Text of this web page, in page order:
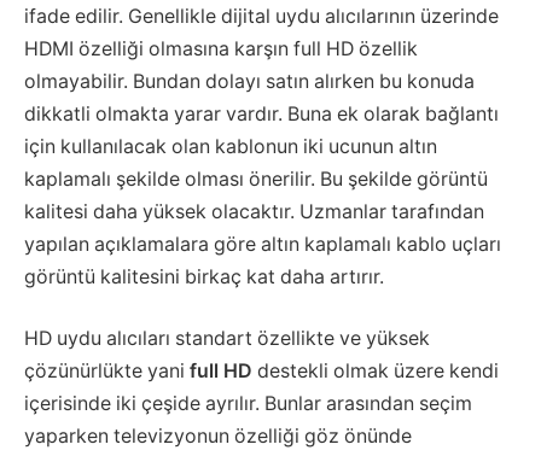
ifade edilir. Genellikle dijital uydu alıcılarının üzerinde
HDMI özelliği olmasına karşın full HD özellik
olmayabilir. Bundan dolayı satın alırken bu konuda
dikkatli olmakta yarar vardır. Buna ek olarak bağlantı
için kullanılacak olan kablonun iki ucunun altın
kaplamalı şekilde olması önerilir. Bu şekilde görüntü
kalitesi daha yüksek olacaktır. Uzmanlar tarafından
yapılan açıklamalara göre altın kaplamalı kablo uçları
görüntü kalitesini birkaç kat daha artırır.
HD uydu alıcıları standart özellikte ve yüksek
çözünürlükte yani full HD destekli olmak üzere kendi
içerisinde iki çeşide ayrılır. Bunlar arasından seçim
yaparken televizyonun özelliği göz önünde